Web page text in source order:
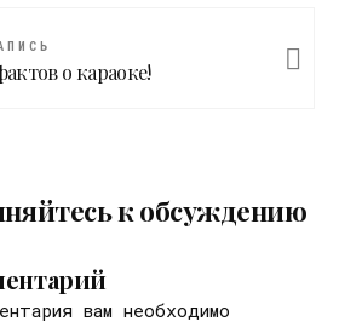
о караоке!
к обсуждению
вам необходимо